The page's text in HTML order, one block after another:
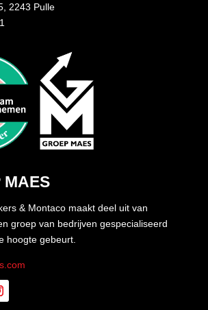
2243 Pulle
MAES
& Montaco maakt deel uit van
groep van bedrijven gespecialiseerd
hoogte gebeurt.